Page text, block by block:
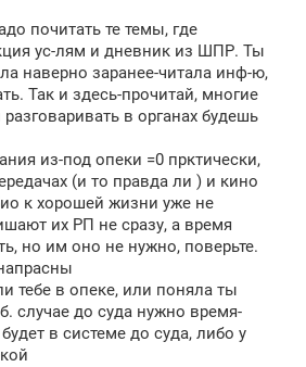
почитать те темы, где
ус-лям и дневник из ШПР. Ты
наверно заранее-читала инф-ю,
Так и здесь-прочитай, многие
в органах будешь
из-под опеки =0 прктически,
(и то правда ли ) и кино
к хорошей жизни уже не
их РП не сразу, а время
но им оно не нужно, поверьте.
тебе в опеке, или поняла ты
случае до суда нужно время-
в системе до суда, либо у